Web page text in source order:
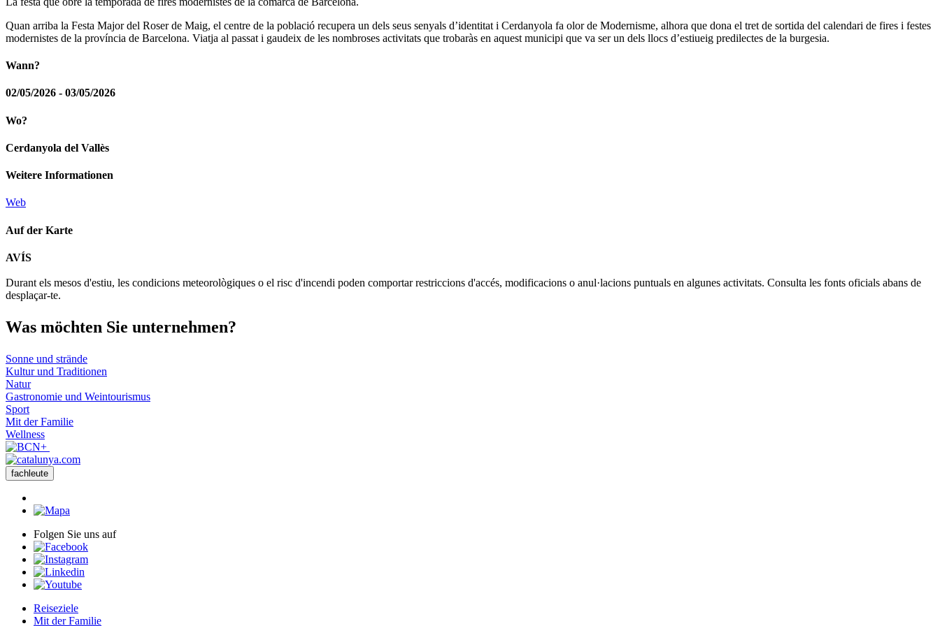
Quan arriba la Festa Major del Roser de Maig, el centre de la població recupera un dels seus senyals d’identitat i Cerdanyola fa olor de Modernisme, alhora que dona el tret de sortida del calendari de fires i festes
modernistes de la província de Barcelona. Viatja al passat i gaudeix de les nombroses activitats que trobaràs en aquest municipi que va ser un dels llocs d’estiueig predilectes de la burgesia.
Wann?
02/05/2026 - 03/05/2026
Wo?
Cerdanyola del Vallès
Weitere Informationen
Web
Auf der Karte
−
AVÍS
Durant els mesos d'estiu, les condicions meteorològiques o el risc d'incendi poden comportar restriccions d'accés, modificacions o anul·lacions puntuals en algunes activitats. Consulta les fonts oficials abans de
desplaçar-te.
Was möchten Sie unternehmen?
Sonne und strände
Kultur und Traditionen
Natur
Gastronomie und Weintourismus
Sport
Mit der Familie
Wellness
fachleute
Folgen Sie uns auf
Reiseziele
Mit der Familie